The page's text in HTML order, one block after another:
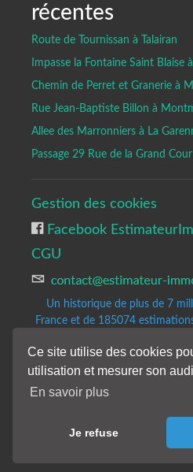
Ce site utilise des cookies
utilisation et mesurer son
En savoir plus
Je refuse
récentes
Route de Tournissan à Talairan
Impasse la Fontaine Saint Blaise
Chemin de Perret et Granerie à
Rue Jean-Baptiste Billon à
Allee des Marronniers à La
Passage 29 Rue de la Grand
Gestion des cookies
Facebook
CGU
Un historique de plus de 7
France et de 185074
Copyrights © 2020-2023 All Rights
Site d'estimation
engagement de
Nos avis de valeur ne constituent